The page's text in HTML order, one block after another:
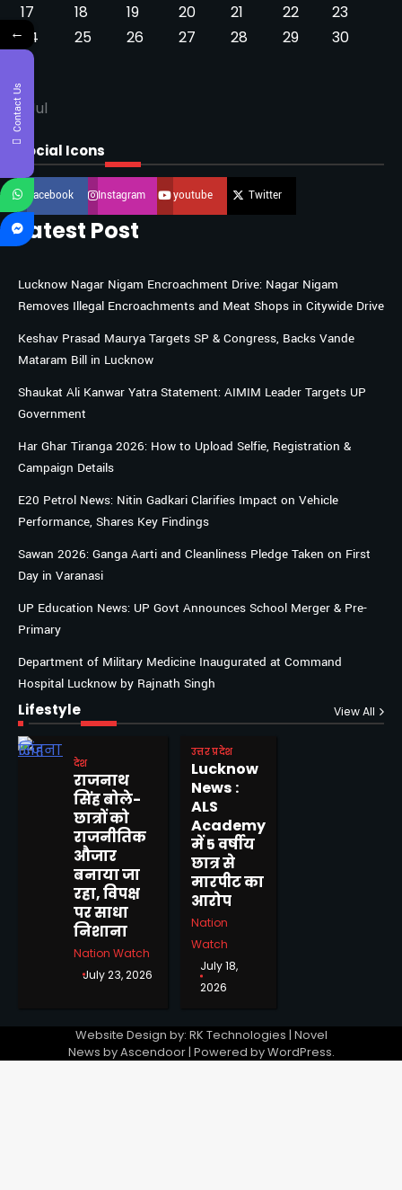
17
18 19 20 21 22
23
24
25 26 27 28 29
30
« Jul
Social Icons
Facebook Instagram youtube Twitter
Latest Post
Lucknow Nagar Nigam Encroachment Drive: Nagar Nigam
Removes Illegal Encroachments and Meat Shops in Citywide Drive
Keshav Prasad Maurya Targets SP & Congress, Backs Vande
Mataram Bill in Lucknow
Shaukat Ali Kanwar Yatra Statement: AIMIM Leader Targets UP
Government
Har Ghar Tiranga 2026: How to Upload Selfie, Registration &
Campaign Details
E20 Petrol News: Nitin Gadkari Clarifies Impact on Vehicle
Performance, Shares Key Findings
Sawan 2026: Ganga Aarti and Cleanliness Pledge Taken on First
Day in Varanasi
UP Education News: UP Govt Announces School Merger & Pre-
Primary
Department of Military Medicine Inaugurated at Command
Hospital Lucknow by Rajnath Singh
Lifestyle View All
देश
राजनाथ
सिंह बोले-
छात्रों को
राजनीतिक
औजार
बनाया जा
रहा, विपक्ष
पर साधा
निशाना
Nation Watch
July 23, 2026
उत्तर प्रदेश
Lucknow
News :
ALS
Academy
में 5 वर्षीय
छात्र से
मारपीट का
आरोप
Nation
Watch
July 18,
2026
Website Design by: RK Technologies | Novel
News byAscendoor| Powered byWordPress.
←
Contact Us